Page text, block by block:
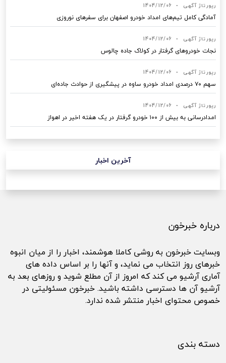
رپورتاژ آگهی •
1404/12/06
آمادگی کامل تیم‌های امداد خودرو اصفهان برای سفرهای نوروزی
رپورتاژ آگهی •
1404/12/06
نجات خودروهای گرفتار در کولاک جاده چالوس
رپورتاژ آگهی •
1404/12/06
سهم ۷۰ درصدی امداد خودرو ساوه در پیشگیری از حوادث جاده‌ای
رپورتاژ آگهی •
1404/12/06
امدادرسانی به بیش از ۱۰۰ خودرو گرفتار در یک هفته اخیر در اهواز
آخرین اخبار
درباره خبرخون
وبسایت خبرخون به روشی کاملا هوشمند، اخبار را از میان انبوه
خبرهای روز انتخاب می نماید، و آنها را بر اساس داده های
آماری آرشیو می کند که امروز از آن مطلع شوید و روزهای بعد به
آرشیو آن ها دسترسی داشته باشید. خبرخون مسئولیتی در
خصوص محتوای اخبار منتشر شده ندارد.
دسته بندی